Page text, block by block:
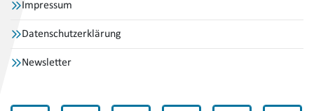
Impressum
Datenschutzerklärung
Newsletter